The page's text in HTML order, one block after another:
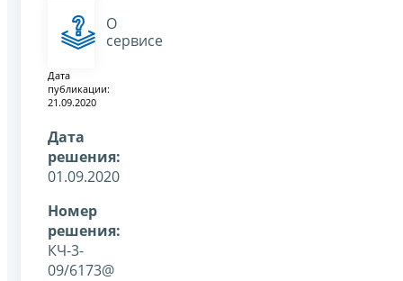
О
сервисе
Дата
публикации:
21.09.2020
Дата
решения:
01.09.2020
Номер
решения:
КЧ-3-
09/6173@